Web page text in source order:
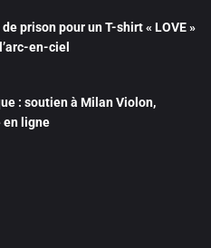
prison pour un T-shirt « LOVE »
en-ciel
: soutien à Milan Violon,
en ligne